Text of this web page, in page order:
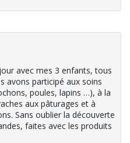
avec mes 3 enfants, tous
avons participé aux soins
poules, lapins …), à la
aux pâturages et à
Sans oublier la découverte
faites avec les produits